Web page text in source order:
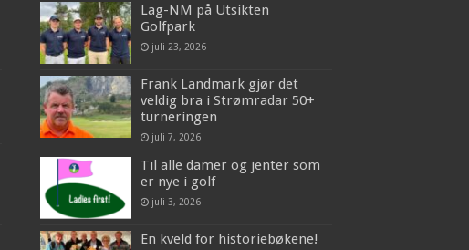
Lag-NM på Utsikten
Golfpark
juli 23, 2026
Frank Landmark gjør det
veldig bra i Strømradar 50+
turneringen
juli 7, 2026
Til alle damer og jenter som
er nye i golf
juli 3, 2026
En kveld for historiebøkene!